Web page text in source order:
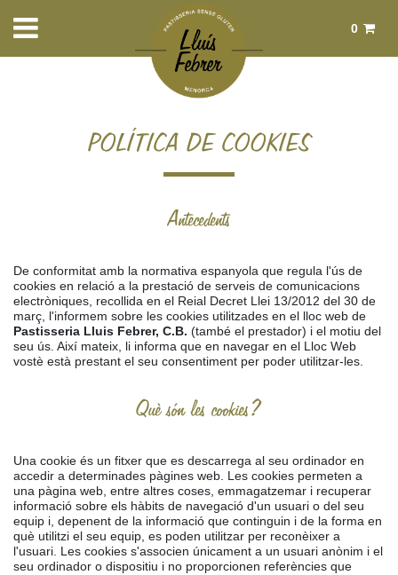
0
Veure cistella
POLÍTICA DE COOKIES
Antecedents
De conformitat amb la normativa espanyola que regula l'ús de
cookies en relació a la prestació de serveis de comunicacions
electròniques, recollida en el Reial Decret Llei 13/2012 del 30 de
març, l'informem sobre les cookies utilitzades en el lloc web de
Pastisseria Lluis Febrer, C.B. (també el prestador) i el motiu del
seu ús. Així mateix, li informa que en navegar en el Lloc Web
vostè està prestant el seu consentiment per poder utilitzar-les.
Què són les cookies?
Una cookie és un fitxer que es descarrega al seu ordinador en
accedir a determinades pàgines web. Les cookies permeten a
una pàgina web, entre altres coses, emmagatzemar i recuperar
informació sobre els hàbits de navegació d'un usuari o del seu
equip i, depenent de la informació que continguin i de la forma en
què utilitzi el seu equip, es poden utilitzar per reconèixer a
l'usuari. Les cookies s'associen únicament a un usuari anònim i el
seu ordinador o dispositiu i no proporcionen referències que